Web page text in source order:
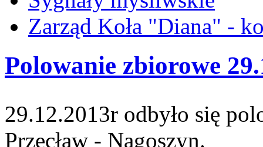
Zarząd Koła "Diana" -
Polowanie zbiorowe
29.12.2013r odbyło się
Przecław - Nagoszyn.